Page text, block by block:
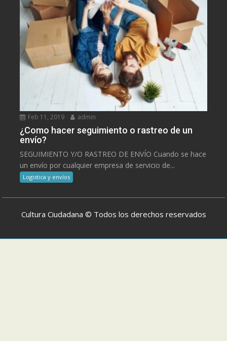
Feb 11, 2019 admin
¿Como hacer seguimiento o rastreo de un
envío?
SEGUIMIENTO Y/O RASTREO DE ENVÍO Cuando se hace
un envío por cualquier empresa de servicio de...
Logistica y envíos
Cultura Ciudadana © Todos los derechos reservados